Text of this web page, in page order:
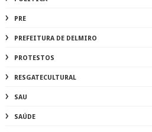
PRE
PREFEITURA DE DELMIRO
PROTESTOS
RESGATECULTURAL
SAU
SAÚDE